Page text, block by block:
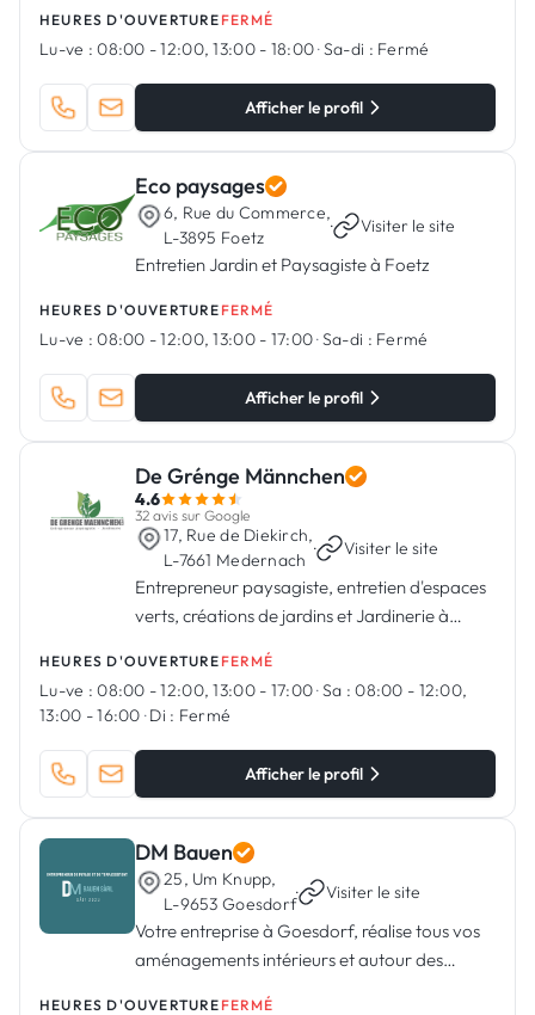
HEURES D'OUVERTURE FERMÉ
Lu-ve : 08:00 - 12:00, 13:00 - 18:00·Sa-di : Fermé
Afficher le profil
Eco paysages
6, Rue du Commerce,
L-3895 Foetz
· Visiter le site
Entretien Jardin et Paysagiste à Foetz
HEURES D'OUVERTURE FERMÉ
Lu-ve : 08:00 - 12:00, 13:00 - 17:00·Sa-di : Fermé
Afficher le profil
De Grénge Männchen
4.6
32 avis sur Google
17, Rue de Diekirch,
L-7661 Medernach
· Visiter le site
Entrepreneur paysagiste, entretien d'espaces
verts, créations de jardins et Jardinerie à
HEURES D'OUVERTURE FERMÉ
Lu-ve : 08:00 - 12:00, 13:00 - 17:00·Sa : 08:00 - 12:00,
13:00 - 16:00 ·Di : Fermé
Afficher le profil
DM Bauen
25, Um Knupp,
L-9653 Goesdorf
· Visiter le site
Votre entreprise à Goesdorf, réalise tous vos
aménagements intérieurs et autour des
HEURES D'OUVERTURE FERMÉ